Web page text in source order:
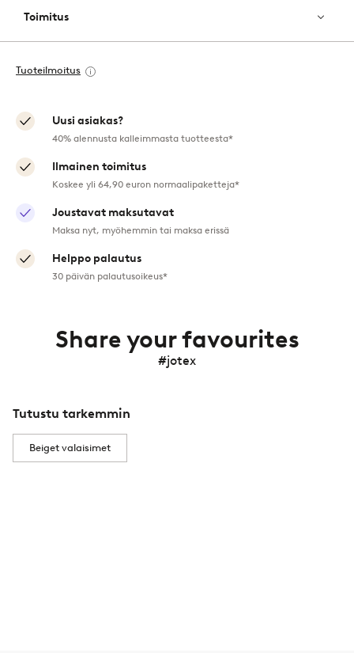
Toimitus
Tuoteilmoitus
Uusi asiakas?
40% alennusta kalleimmasta tuotteesta*
Ilmainen toimitus
Koskee yli 64,90 euron normaalipaketteja*
Joustavat maksutavat
Maksa nyt, myöhemmin tai maksa erissä
Helppo palautus
30 päivän palautusoikeus*
Share your favourites
#jotex
Tutustu tarkemmin
Beiget valaisimet